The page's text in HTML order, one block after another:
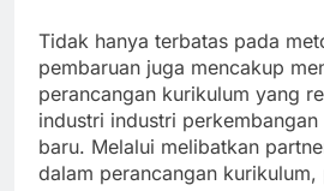
Tidak hanya terbatas pada
pembaruan juga mencakup
perancangan kurikulum yang
industri industri
baru. Melalui melibatkan
dalam perancangan